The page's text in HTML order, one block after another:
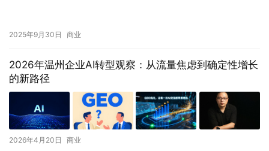
2025年9月30日 商业
2026年温州企业AI转型观察：从流量焦虑到确定性增长
的新路径
2026年4月20日 商业